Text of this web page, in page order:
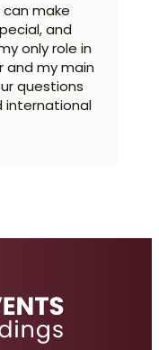
can make
and
only role in
and my main
questions
international